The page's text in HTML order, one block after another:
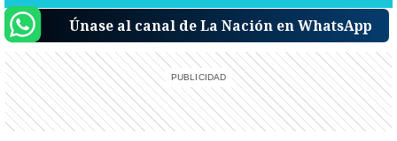
Únase al canal de La Nación en WhatsApp